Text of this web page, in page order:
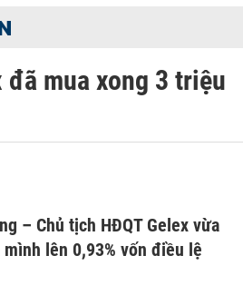
đã mua xong 3 triệu
– Chủ tịch HĐQT Gelex vừa
lên 0,93% vốn điều lệ